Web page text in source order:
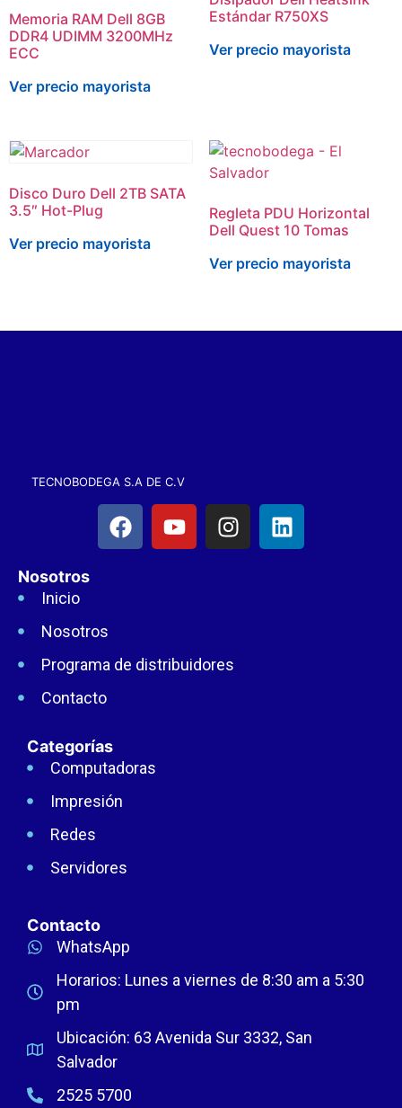
Memoria RAM Dell 8GB
DDR4 UDIMM 3200MHz
ECC
Ver precio mayorista
Estándar R750XS
Ver precio mayorista
Disco Duro Dell 2TB SATA
3.5″ Hot-Plug
Ver precio mayorista
Regleta PDU Horizontal
Dell Quest 10 Tomas
Ver precio mayorista
TECNOBODEGA S.A DE C.V
Nosotros
Inicio
Nosotros
Programa de distribuidores
Contacto
Categorías
Computadoras
Impresión
Redes
Servidores
Contacto
WhatsApp
Horarios: Lunes a viernes de 8:30 am a 5:30
pm
Ubicación: 63 Avenida Sur 3332, San
Salvador
2525 5700